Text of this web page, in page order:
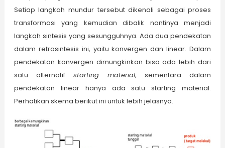
Setiap langkah mundur tersebut dikenali sebagai proses
transformasi yang kemudian dibalik nantinya menjadi
langkah sintesis yang sesungguhnya. Ada dua pendekatan
dalam retrosintesis ini, yaitu konvergen dan linear. Dalam
pendekatan konvergen dimungkinkan bisa ada lebih dari
satu alternatif starting material, sementara dalam
pendekatan linear hanya ada satu starting material.
Perhatikan skema berikut ini untuk lebih jelasnya.